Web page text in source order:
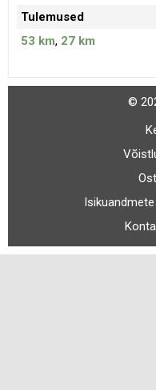
Tulemused
53 km, 27 km
©